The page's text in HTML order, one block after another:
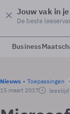
Jouw vak in
De beste
Business
Nieuws
Toepassingen
15 maart 2017